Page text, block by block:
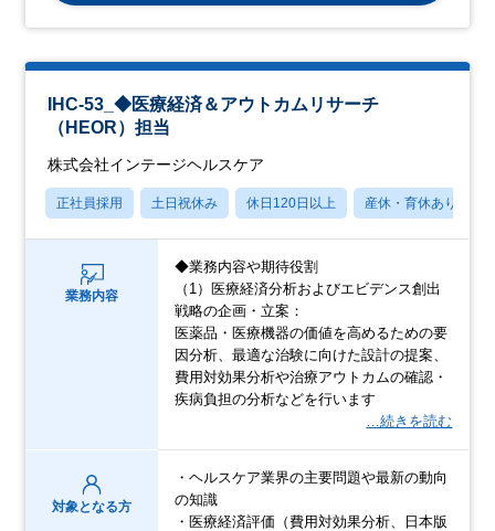
IHC-53_◆医療経済＆アウトカムリサーチ
（HEOR）担当
株式会社インテージヘルスケア
正社員採用 土日祝休み 休日120日以上 産休・育休あり
業務内容
◆業務内容や期待役割
（1）医療経済分析およびエビデンス創出
戦略の企画・立案：
医薬品・医療機器の価値を高めるための要
因分析、最適な治験に向けた設計の提案、
費用対効果分析や治療アウトカムの確認・
疾病負担の分析などを行います
…続きを読む
対象となる方
・ヘルスケア業界の主要問題や最新の動向
の知識
・医療経済評価（費用対効果分析、日本版